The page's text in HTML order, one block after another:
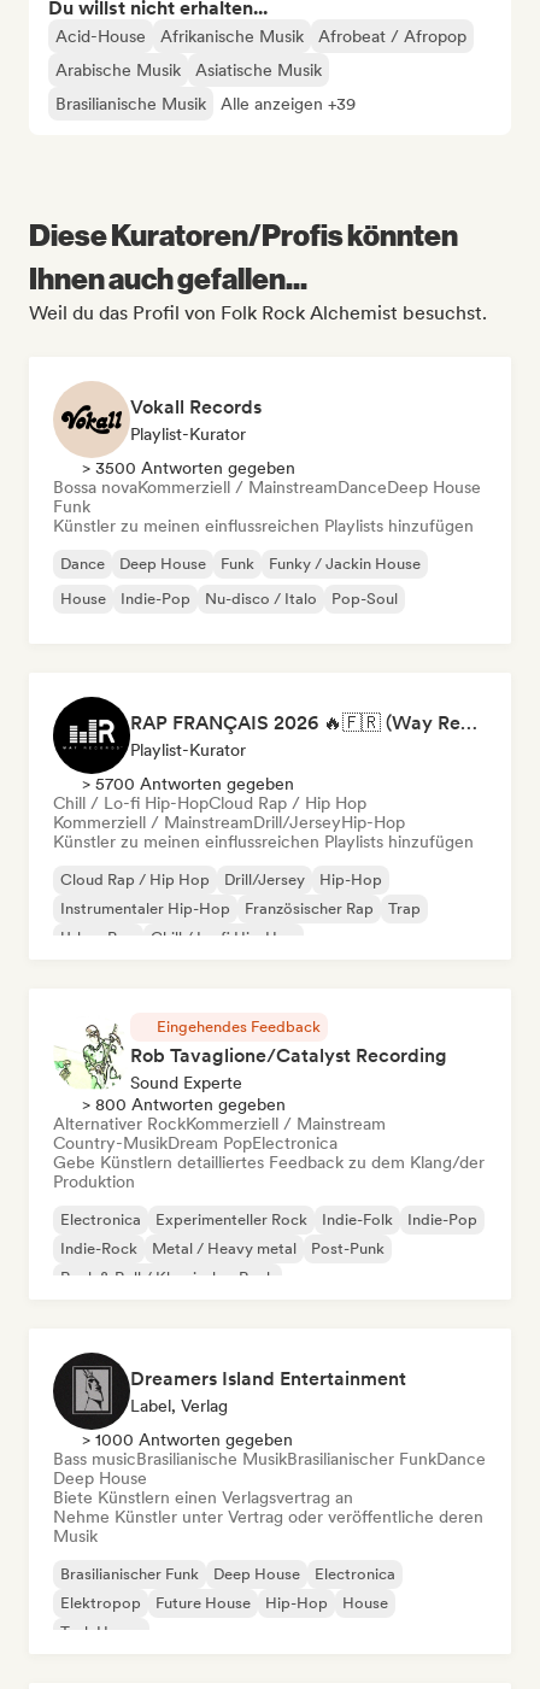
Du willst nicht erhalten...
Acid-House Afrikanische Musik
Afrobeat / Afropop
Arabische Musik
Asiatische Musik
Brasilianische Musik
Alle anzeigen +39
Diese Kuratoren/Profis könnten
Ihnen auch gefallen...
Weil du das Profil von Folk Rock Alchemist besuchst.
Vokall Records
Playlist-Kurator
> 3500 Antworten gegeben
Bossa novaKommerziell / MainstreamDanceDeep House
Funk
Künstler zu meinen einflussreichen Playlists hinzufügen
Dance Deep House Funk
Funky / Jackin House
House
Indie-Pop Nu-disco / Italo Pop-Soul
RAP FRANÇAIS 2026 🔥🇫🇷 (Way Records)
Playlist-Kurator
> 5700 Antworten gegeben
Chill / Lo-fi Hip-HopCloud Rap / Hip Hop
Kommerziell / MainstreamDrill/JerseyHip-Hop
Künstler zu meinen einflussreichen Playlists hinzufügen
Cloud Rap / Hip Hop Drill/Jersey
Hip-Hop
Instrumentaler Hip-Hop
Französischer Rap
Trap
Urban Pop
Chill / Lo-fi Hip-Hop
Eingehendes Feedback
Rob Tavaglione/Catalyst Recording
Sound Experte
> 800 Antworten gegeben
Alternativer RockKommerziell / Mainstream
Country-MusikDream PopElectronica
Gebe Künstlern detailliertes Feedback zu dem Klang/der
Produktion
Electronica Experimenteller Rock Indie-Folk
Indie-Pop
Indie-Rock
Metal / Heavy metal
Post-Punk
Rock & Roll / Klassischer Rock
Dreamers Island Entertainment
Label, Verlag
> 1000 Antworten gegeben
Bass musicBrasilianische MusikBrasilianischer FunkDance
Deep House
Biete Künstlern einen Verlagsvertrag an
Nehme Künstler unter Vertrag oder veröffentliche deren
Musik
Brasilianischer Funk Deep House
Electronica
Elektropop
Future House Hip-Hop
House
Tech House